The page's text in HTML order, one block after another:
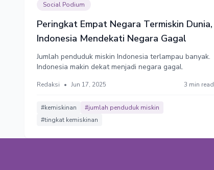
Social Podium
Peringkat Empat Negara Termiskin Dunia,
Indonesia Mendekati Negara Gagal
Jumlah penduduk miskin Indonesia terlampau banyak.
Indonesia makin dekat menjadi negara gagal.
Redaksi • Jun 17, 2025 3 min read
#kemiskinan
#jumlah penduduk miskin
#tingkat kemiskinan